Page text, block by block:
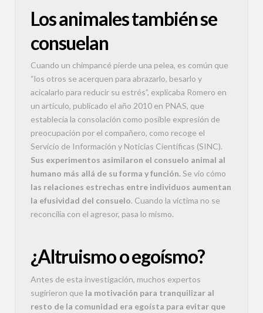
Los animales también se
consuelan
Cuando un chimpancé pierde una pelea, es común que
“los otros se acerquen para abrazarlo, besarlo y
acicalarlo para reducir su estrés”, explicaba Romero en
un artículo, publicado el año 2010 en PNAS, que
establecía la consolación como posible expresión de
preocupación por el compañero, como recoge el
Servicio de Información y Noticias Científicas (SINC).
Sus experimentos asimilaron el consuelo animal al
humano más allá de su forma y función.Se vio cómo
las relaciones estrechas entre individuos aumentan
la efusividad del consuelo. Cuando la víctima no se
reconcilia con el agresor, pasa lo mismo.
¿Altruismo o egoísmo?
Antes de esta investigación, muchos expertos
sugirieron que la motivación para tranquilizar al
resto de la comunidad era egoísta para evitar que